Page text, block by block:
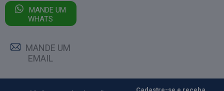
MANDE UM
WHATS
MANDE UM
EMAIL